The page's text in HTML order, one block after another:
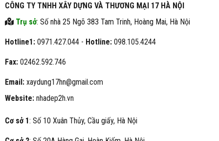
CÔNG TY TNHH XÂY DỰNG VÀ THƯƠNG MẠI 17 HÀ NỘI
Trụ sở: Số nhà 25 Ngõ 383 Tam Trinh, Hoàng Mai, Hà Nội
Hotline1:0971.427.044 - Hotline:098.105.4244
Fax:02462.592.746
Email:xaydung17hn@gmail.com
Website:nhadep2h.vn
Cơ sở 1: Số 10 Xuân Thủy, Cầu giấy, Hà Nội